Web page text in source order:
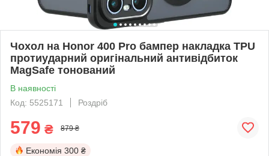
Чохол на Honor 400 Pro бампер накладка TPU
протиударний оригінальний антивідбиток
MagSafe тонований
В наявності
Код: 5525171
Роздріб
579 ₴ 879 ₴
Економія 300 ₴